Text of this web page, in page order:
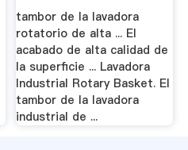
tambor de la lavadora
rotatorio de alta ... El
acabado de alta calidad de
la superficie ... Lavadora
Industrial Rotary Basket. El
tambor de la lavadora
industrial de ...